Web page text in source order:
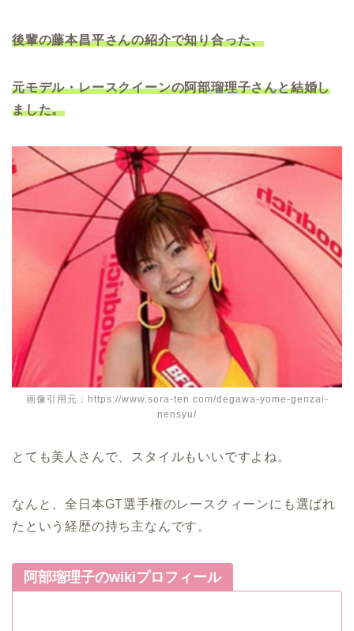
後輩の藤本昌平さんの紹介で知り合った、
元モデル・レースクイーンの阿部瑠理子さんと結婚し
ました。
画像引用元：https://www.sora-ten.com/degawa-yome-genzai-
nensyu/
とても美人さんで、スタイルもいいですよね。
なんと、全日本GT選手権のレースクィーンにも選ばれ
たという経歴の持ち主なんです。
阿部瑠理子のwikiプロフィール